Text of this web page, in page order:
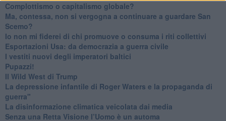
​Complottismo o capitalismo globale?
​Ma, contessa, non si vergogna a continuare a guardare San
Scemo?
​Io non mi fiderei di chi promuove o consuma i riti collettivi
Esportazioni Usa: da democrazia a guerra civile
​I vestiti nuovi degli imperatori baltici
​Pupazzi!
​Il Wild West di Trump
​La depressione infantile di Roger Waters e la propaganda di
guerra"
​La disinformazione climatica veicolata dai media
Senza una Retta Visione l’Uomo è un automa